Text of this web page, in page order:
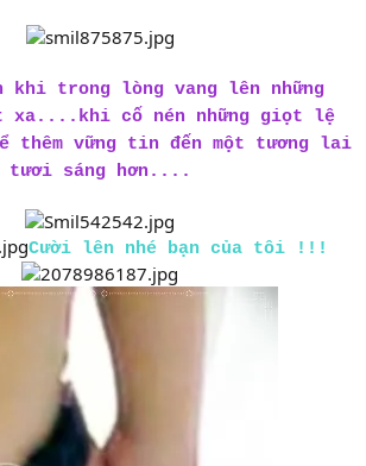
khi trong lòng vang lên những
xa....khi cố nén những giọt lệ
thêm vững tin đến một tương lai
tươi sáng hơn....
Cười lên nhé bạn của tôi !!!